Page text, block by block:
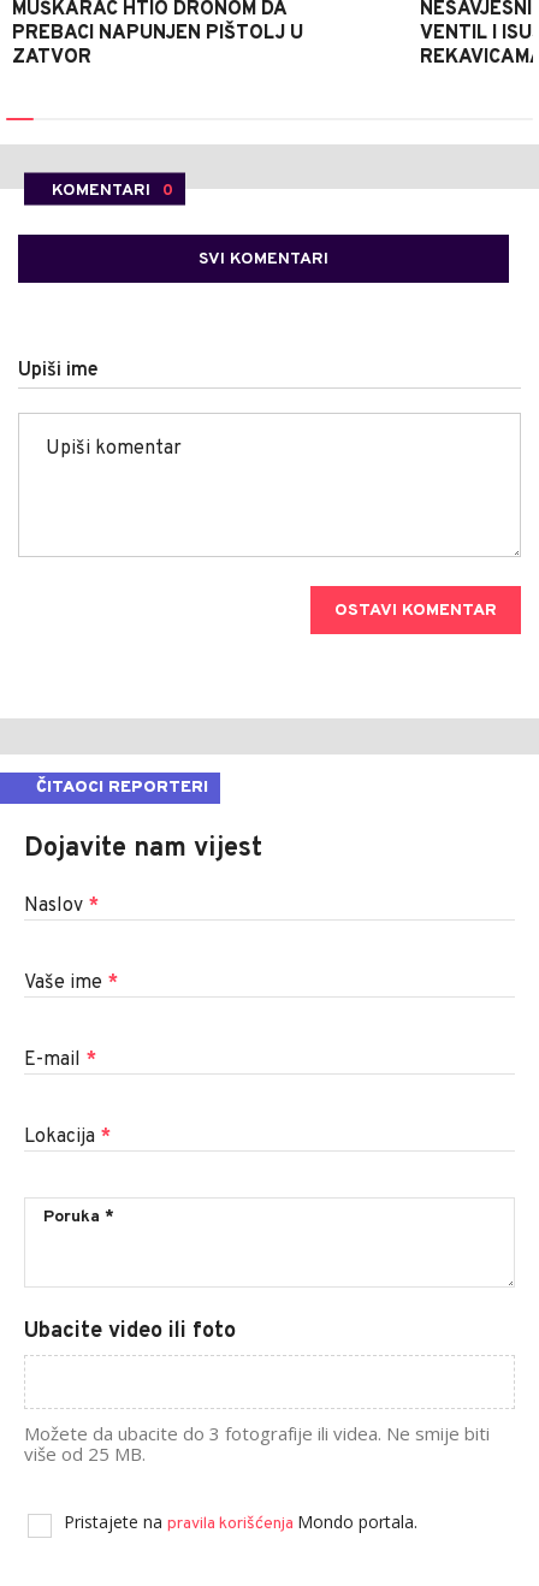
MUŠKARAC HTIO DRONOM DA
PREBACI NAPUNJEN PIŠTOLJ U
ZATVOR
VENTIL I
KOMENTARI 0
SVI KOMENTARI
Upiši ime
OSTAVI KOMENTAR
ČITAOCI REPORTERI
Dojavite nam vijest
Naslov *
Vaše ime *
E-mail *
Lokacija *
Ubacite video ili foto
Možete da ubacite do 3 fotografije ili videa. Ne smije biti
više od 25 MB.
Pristajete na pravila korišćenja Mondo portala.